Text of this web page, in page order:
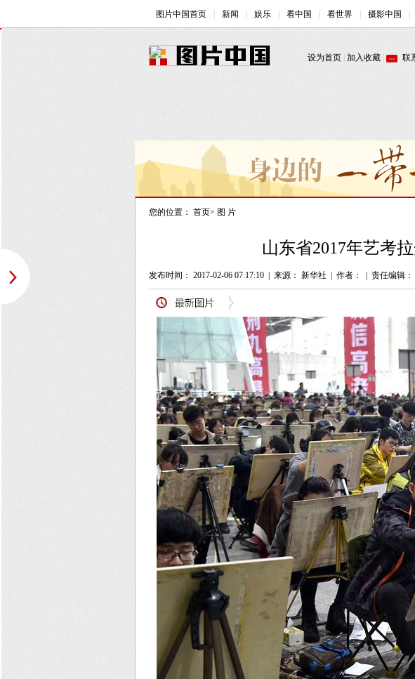
您的位置： 首页> 图 片
山东省2017年艺考
发布时间： 2017-02-06 07:17:10 来源： 新华社 作者： 责任编辑：